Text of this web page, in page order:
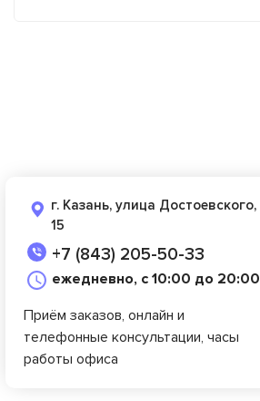
г. Казань, улица Достоевского,
15
+7 (843) 205-50-33
ежедневно, с 10:00 до 20:00
Приём заказов, онлайн и
телефонные консультации, часы
работы офиса